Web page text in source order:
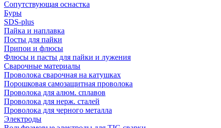
Сопутствующая оснастка
Буры
SDS-plus
Пайка и наплавка
Посты для пайки
Припои и флюсы
Флюсы и пасты для пайки и лужения
Сварочные материалы
Проволока сварочная на катушках
Порошковая самозащитная проволока
Проволока для алюм. сплавов
Проволока для нерж. сталей
Проволока для черного металла
Электроды